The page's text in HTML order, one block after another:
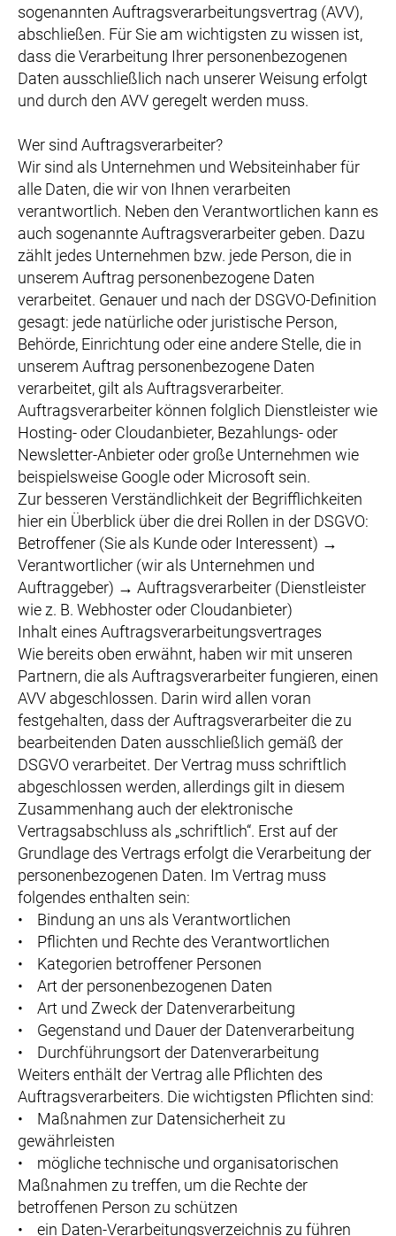
sogenannten Auftragsverarbeitungsvertrag (AVV),
abschließen. Für Sie am wichtigsten zu wissen ist,
dass die Verarbeitung Ihrer personenbezogenen
Daten ausschließlich nach unserer Weisung erfolgt
und durch den AVV geregelt werden muss.
Wer sind Auftragsverarbeiter?
Wir sind als Unternehmen und Websiteinhaber für
alle Daten, die wir von Ihnen verarbeiten
verantwortlich. Neben den Verantwortlichen kann es
auch sogenannte Auftragsverarbeiter geben. Dazu
zählt jedes Unternehmen bzw. jede Person, die in
unserem Auftrag personenbezogene Daten
verarbeitet. Genauer und nach der DSGVO-Definition
gesagt: jede natürliche oder juristische Person,
Behörde, Einrichtung oder eine andere Stelle, die in
unserem Auftrag personenbezogene Daten
verarbeitet, gilt als Auftragsverarbeiter.
Auftragsverarbeiter können folglich Dienstleister wie
Hosting- oder Cloudanbieter, Bezahlungs- oder
Newsletter-Anbieter oder große Unternehmen wie
beispielsweise Google oder Microsoft sein.
Zur besseren Verständlichkeit der Begrifflichkeiten
hier ein Überblick über die drei Rollen in der DSGVO:
Betroffener (Sie als Kunde oder Interessent) →
Verantwortlicher (wir als Unternehmen und
Auftraggeber) → Auftragsverarbeiter (Dienstleister
wie z. B. Webhoster oder Cloudanbieter)
Inhalt eines Auftragsverarbeitungsvertrages
Wie bereits oben erwähnt, haben wir mit unseren
Partnern, die als Auftragsverarbeiter fungieren, einen
AVV abgeschlossen. Darin wird allen voran
festgehalten, dass der Auftragsverarbeiter die zu
bearbeitenden Daten ausschließlich gemäß der
DSGVO verarbeitet. Der Vertrag muss schriftlich
abgeschlossen werden, allerdings gilt in diesem
Zusammenhang auch der elektronische
Vertragsabschluss als „schriftlich“. Erst auf der
Grundlage des Vertrags erfolgt die Verarbeitung der
personenbezogenen Daten. Im Vertrag muss
folgendes enthalten sein:
• Bindung an uns als Verantwortlichen
• Pflichten und Rechte des Verantwortlichen
• Kategorien betroffener Personen
• Art der personenbezogenen Daten
• Art und Zweck der Datenverarbeitung
• Gegenstand und Dauer der Datenverarbeitung
• Durchführungsort der Datenverarbeitung
Weiters enthält der Vertrag alle Pflichten des
Auftragsverarbeiters. Die wichtigsten Pflichten sind:
• Maßnahmen zur Datensicherheit zu
gewährleisten
• mögliche technische und organisatorischen
Maßnahmen zu treffen, um die Rechte der
betroffenen Person zu schützen
• ein Daten-Verarbeitungsverzeichnis zu führen